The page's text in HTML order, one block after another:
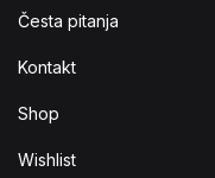
Česta pitanja
Kontakt
Shop
Wishlist